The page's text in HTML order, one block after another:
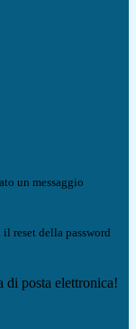
un messaggio
reset della password
di posta elettronica!